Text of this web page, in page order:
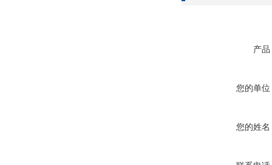
产品
您的单位
您的姓名